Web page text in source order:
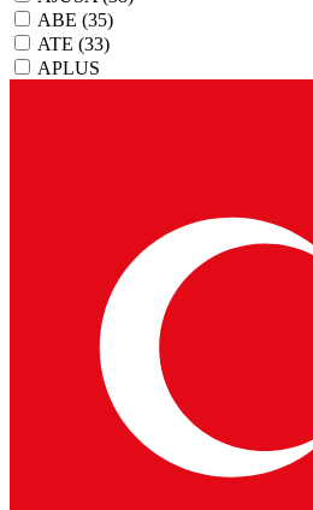
ABE (35)
ATE (33)
APLUS